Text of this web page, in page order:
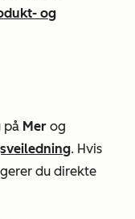
og
på Mer og
. Hvis
du direkte